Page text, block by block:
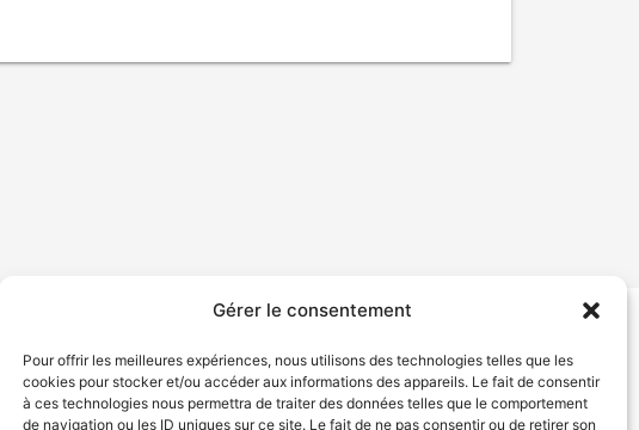
Gérer le consentement
Pour offrir les meilleures expériences, nous utilisons des technologies telles que les
cookies pour stocker et/ou accéder aux informations des appareils. Le fait de consentir
à ces technologies nous permettra de traiter des données telles que le comportement
de navigation ou les ID uniques sur ce site. Le fait de ne pas consentir ou de retirer son
Déclaration de services Politique de confidentialité